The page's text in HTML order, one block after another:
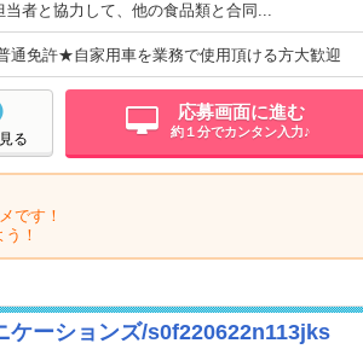
当者と協力して、他の食品類と合同...
通免許★自家用車を業務で使用頂ける方大歓迎
応募画面に進む
約１分でカンタン入力♪
る
です！
！
ケーションズ/s0f220622n113jks